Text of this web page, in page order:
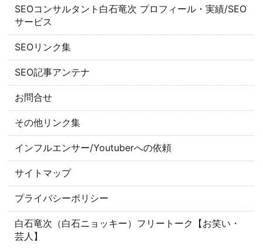
SEOコンサルタント白石竜次 プロフィール・実績/SEO
サービス
SEOリンク集
SEO記事アンテナ
お問合せ
その他リンク集
インフルエンサー/Youtuberへの依頼
サイトマップ
プライバシーポリシー
白石竜次（白石ニョッキー）フリートーク【お笑い・
芸人】